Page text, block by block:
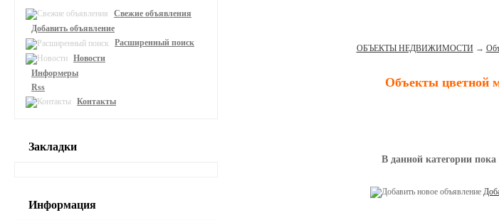
ОБЪЕКТЫ НЕДВИЖИМОСТИ →
Объекты цветной
В данной категории
Свежие объявления
Добавить объявление
Расширенный поиск
Новости
Информеры
Rss
Контакты
Закладки
Информация